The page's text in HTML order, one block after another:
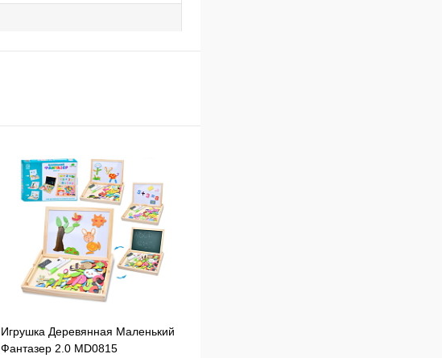
Игрушка Деревянная Маленький
Фантазер 2.0 MD0815